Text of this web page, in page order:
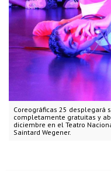
Coreográficas 25 desplegará
completamente gratuitas y
diciembre en el Teatro
Saintard Wegener.